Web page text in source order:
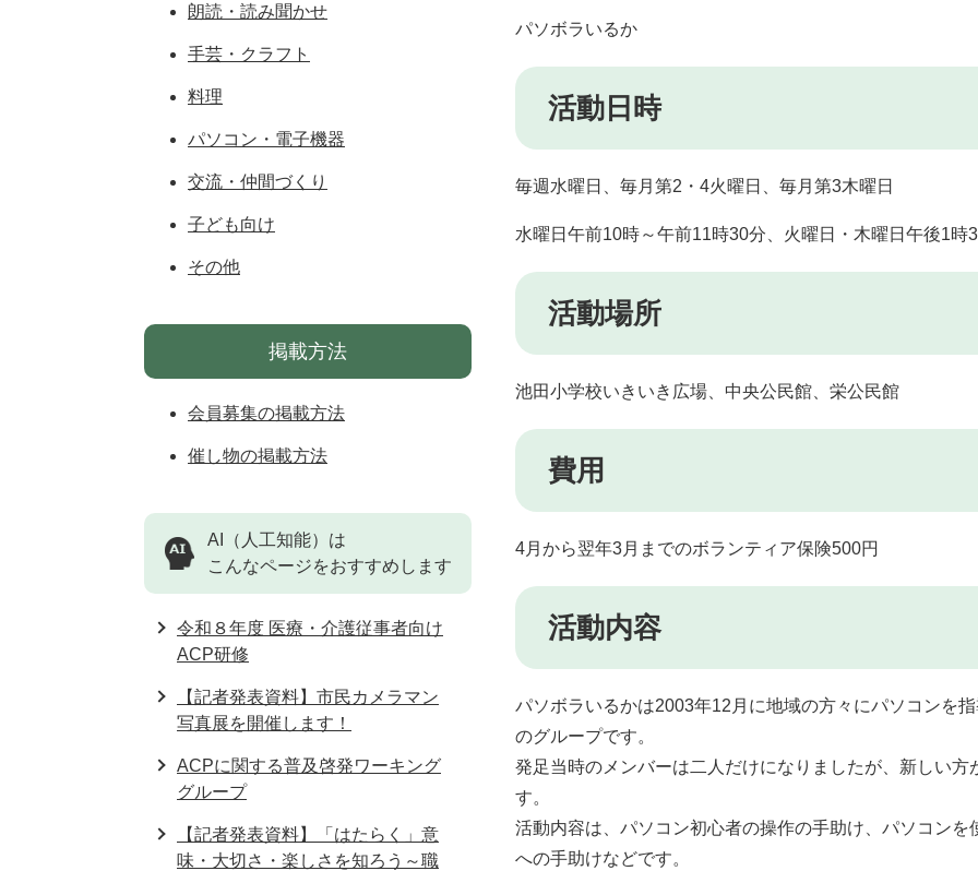
パソボラいるか
活動日時
​毎週水曜日、毎月第2・4火曜日、毎月第3木曜日
水曜日午前10時～午前11時30分、火曜日・木曜日午後1時
活動場所
池田小学校いきいき広場、中央公民館、栄公民館
費用
4月から翌年3月までのボランティア保険500円​
活動内容
パソボラいるかは2003年12月に地域の方々にパソコンを
のグループです。
発足当時のメンバーは二人だけになりましたが、新しい方
す。
活動内容は、パソコン初心者の操作の手助け、パソコン
への手助けなどです。
朗読・読み聞かせ
手芸・クラフト
料理
パソコン・電子機器
交流・仲間づくり
子ども向け
その他
掲載方法
会員募集の掲載方法
催し物の掲載方法
AI（人工知能）は
こんなページをおすすめします
令和８年度 医療・介護従事者向け
ACP研修
【記者発表資料】市民カメラマン
写真展を開催します！
ACPに関する普及啓発ワーキング
グループ
【記者発表資料】「はたらく」意
味・大切さ・楽しさを知ろう～職